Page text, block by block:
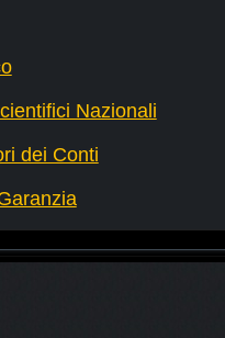
Nazionali
dei Conti